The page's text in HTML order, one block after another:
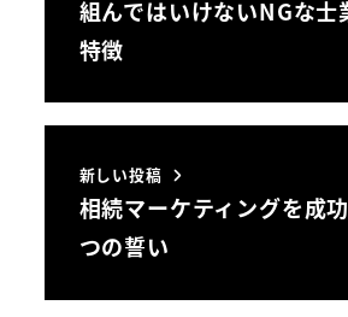
組んではいけないNGな士
特徴
新しい投稿
相続マーケティングを成
つの誓い